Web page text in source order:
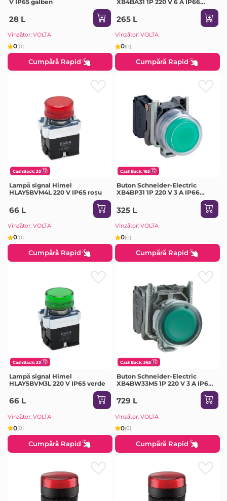
V IP65 galben
28 L
Vînzător: VOLTA
0(0)
Cumpără Rapid
XB4BA31 1P 220 V 6 A IP66
265 L
Vînzător: VOLTA
0(0)
Cumpără Rapid
CashBack: 33
Lampă signal Himel
HLAY5BVM4L 220 V IP65 roșu
66 L
Vînzător: VOLTA
0(0)
Cumpără Rapid
CashBack: 163
Buton Schneider-Electric
XB4BP31 1P 220 V 3 A IP66
325 L
Vînzător: VOLTA
0(0)
Cumpără Rapid
CashBack: 33
Lampă signal Himel
HLAY5BVM3L 220 V IP65 verde
66 L
Vînzător: VOLTA
0(0)
Cumpără Rapid
CashBack: 365
Buton Schneider-Electric
XB4BW33M5 1P 220 V 3 A IP66
729 L
Vînzător: VOLTA
0(0)
Cumpără Rapid